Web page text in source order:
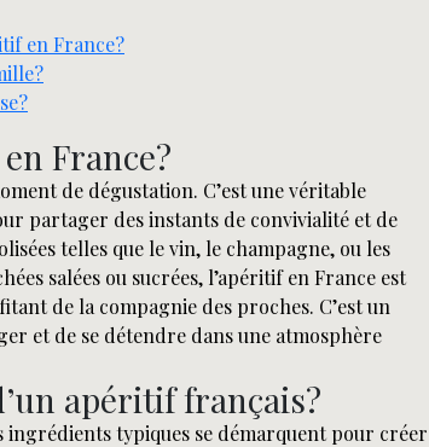
en France?
France?
de dégustation. C’est une véritable
partager des instants de convivialité et de
telles que le vin, le champagne, ou les
salées ou sucrées, l’apéritif en France est
de la compagnie des proches. C’est un
et de se détendre dans une atmosphère
apéritif français?
ingrédients typiques se démarquent pour créer